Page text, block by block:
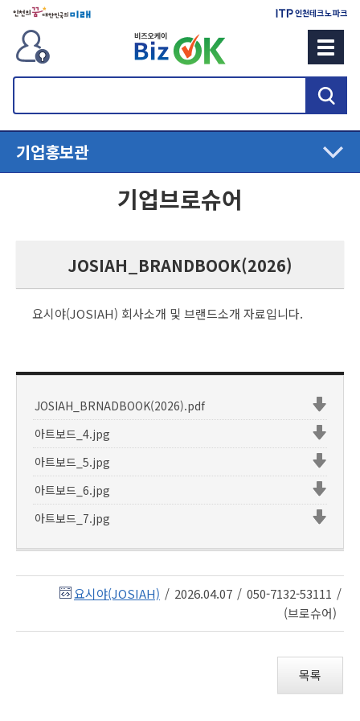
검
기업홍보관
기업브로슈어
JOSIAH_BRANDBOOK(2026)
요시야(JOSIAH) 회사소개 및 브랜드소개 자료입니다.
JOSIAH_BRNADBOOK(2026).pdf
아트보드_4.jpg
아트보드_5.jpg
아트보드_6.jpg
아트보드_7.jpg
요시야(JOSIAH) / 2026.04.07 / 050-7132-53111 /
(브로슈어)
목록